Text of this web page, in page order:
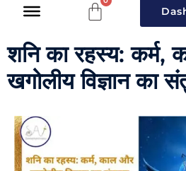
शनि का रहस्य: कर्म,
खगोलीय विज्ञान का